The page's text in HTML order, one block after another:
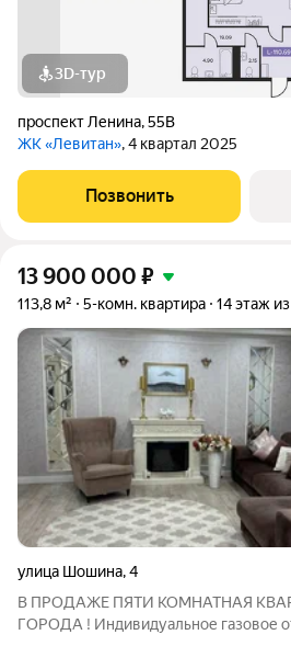
3D-тур
проспект Ленина,55В
ЖК «Левитан», 4 квартал 2025
Позвонить
13 900 000 ₽
113,8 м² 5-комн. квартира 14 этаж из
улица Шошина,4
В ПРОДАЖЕ ПЯТИ КОМНАТНАЯ
ГОРОДА ! Индивидуальное газовое